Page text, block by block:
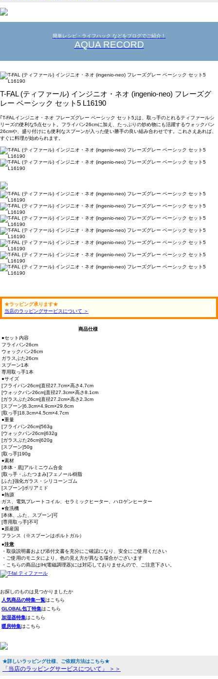
簡単レシピ・ライフハック などをブログでご紹介！
AQUA RECORD
T-FAL (ティファール) インジニオ・ネオ (ingenio-neo) フレーズグ
レー ベーシック セット5 L16190
｢T-FALインジニオ・ネオ フレーズグレー ベーシック セット5｣は、取っ手のとれるティファールシ
リーズの便利な5点セット。フライパン26cmに加え、たっぷりの炒め物にも活躍するウォックパン
26cmや、盛り付けにも便利なスプーンが入った使い勝手の良い組み合わせです。これさえあれば、
すぐに料理が始められます。
★ラッピング承ります★
当店のラッピングサービスについて ＞
商品仕様
●セット内容
フライパン26cm
ウォックパン26cm
ガラスぶた26cm
スプーン1本
専用取っ手1本
●サイズ
[フライパン26cm]直径27.7cm×高さ4.7cm
[ウォックパン26cm]直径27.3cm×高さ8.1cm
[ガラスぶた26cm]直径27.2cm×高さ2.3cm
[スプーン]6.3cm×4.9cm×29.6cm
[取っ手]18.3cm×4.5cm×4.7cm
●重量
[フライパン26cm]563g
[ウォックパン26cm]632g
[ガラスぶた26cm]620g
[スプーン]50g
[取っ手]190g
●素材
[本体・底]アルミニウム合金
[取っ手・ふたつまみ]フェノール樹脂
[ふた]強化ガラス・シリコーンゴム
[スプーン]ポリアミド
●熱源
ガス、電気プレートコイル、セラミックヒーター、ハロゲンヒーター
●食洗機
[本体、ふた、スプーン]可
[専用取っ手]不可
●原産国
フランス（※スプーンはポルトガル）
●注意
・取扱説明書および添付文書を充分にご確認になり、安全にご使用ください
・ご使用のモニタにより、色の見え方が異なる場合がございます
・こちらの商品はIH(電磁調理器)には対応しておりませんので、ご注意下さい。
お探しのものは見つかりましたか
人気商品の特集一覧はこちら
GLOBAL包丁特集はこちら
加湿器特集はこちら
暖房特集はこちら
★詳しいラッピング仕様、ご依頼方法はこちら★
「当店のラッピングサービスについて」 ＞＞